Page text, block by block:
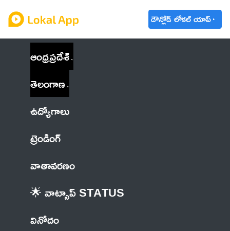
డౌన్లోడ్ లోకల్ యాప్
ఆంధ్రప్రదేశ్
తెలంగాణ
ఉద్యోగాలు
ట్రెండింగ్
వాతావరణం
🌟 వాట్సాప్ STATUS
వినోదం